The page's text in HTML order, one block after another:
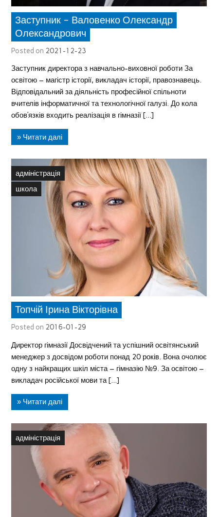
Заступник – Валовенко Олександр
Олександрович
Posted on 2021-12-23
Заступник директора з навчально-виховної роботи За
освітою – магістр історії, викладач історії, правознавець.
Відповідальний за діяльність професійної спільноти
вчителів інформатичної та технологічної галузі. До кола
обов’язків входить реалізація в гімназії […]
» Читати далі
адміністрація
школа
Топчій Ірина Вікторівна
Posted on 2016-01-29
Директор гімназії Досвідчений та успішний освітянський
менеджер з досвідом роботи понад 20 років. Вона очолює
одну з найкращих шкіл міста – гімназію №9. За освітою –
викладач російської мови та […]
» Читати далі
адміністрація